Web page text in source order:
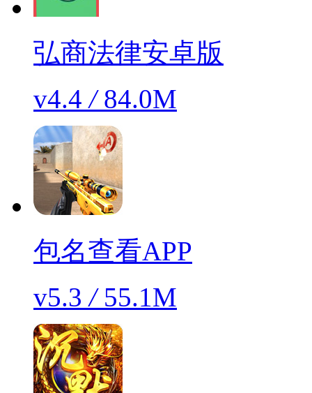
弘商法律安卓版
v4.4/84.0M
包名查看APP
v5.3/55.1M